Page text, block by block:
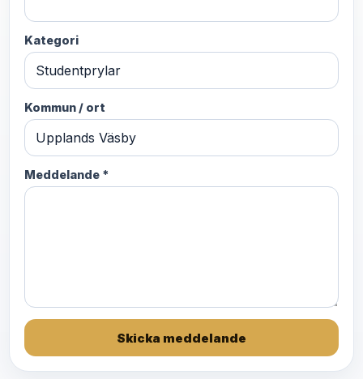
Kategori
Kommun / ort
Meddelande *
Skicka meddelande